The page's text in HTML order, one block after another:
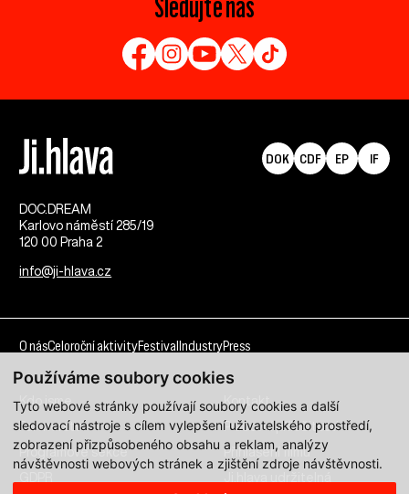
Používáme soubory cookies
Tyto webové stránky používají soubory cookies a další
sledovací nástroje s cílem vylepšení uživatelského prostředí,
zobrazení přizpůsobeného obsahu a reklam, analýzy
návštěvnosti webových stránek a zjištění zdroje návštěvnosti.
Sledujte nás
DOC.DREAM​
Karlovo náměstí 285/19
120 00 Praha 2
info@ji-hlava.cz
DOK CDF EP IF
O násCeloroční aktivityFestival IndustryPress
Kdo jsme
Kontakt
Partnerství
Pracovní příležitosti
Programové sekce
Přihlášení filmu